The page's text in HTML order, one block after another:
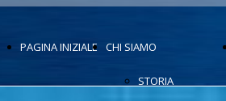
PAGINA INIZIALE
CHI SIAMO
STORIA